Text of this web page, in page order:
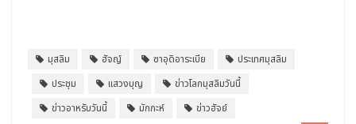
มุสลิม ฮัจญ์ ซาอุดิอาระเบีย
ประเทศมุสลิม
ประชุม
แสวงบุญ
ข่าวโลกมุสลิมวันนี้
ข่าวอาหรับวันนี้
มักกะห์ ข่าวฮัจย์